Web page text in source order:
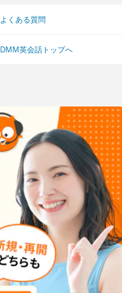
よくある質問
DMM英会話トップへ